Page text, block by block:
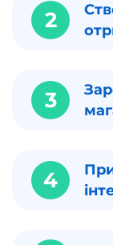
2
3
4